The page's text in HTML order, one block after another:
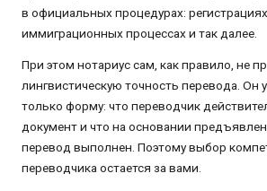
в официальных процедурах:
иммиграционных процессах и так далее.
При этом нотариус сам, как правило, не
лингвистическую точность перевода. Он
только форму: что переводчик
документ и что на основании
перевод выполнен. Поэтому выбор
переводчика остается за вами.